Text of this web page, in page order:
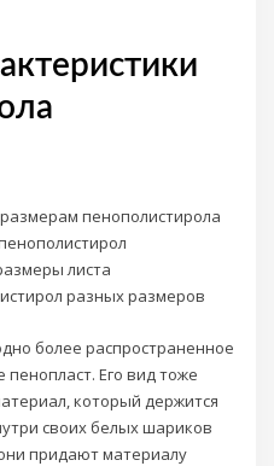
пенополистирола
листа
разных размеров
более распространенное
Его вид тоже
который держится
своих белых шариков
придают материалу